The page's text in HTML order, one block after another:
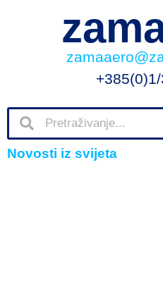
Novosti iz svijeta